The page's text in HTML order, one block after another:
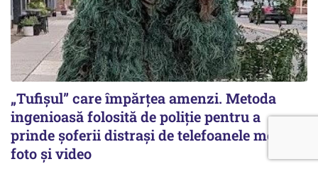
„Tufișul” care împărțea amenzi. Metoda
ingenioasă folosită de poliție pentru a
prinde șoferii distrași de telefoanele mobile /
foto și video